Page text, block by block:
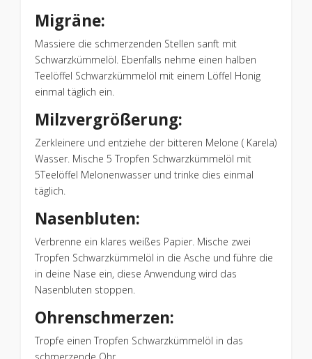
Migräne:
Massiere die schmerzenden Stellen sanft mit
Schwarzkümmelöl. Ebenfalls nehme einen halben
Teelöffel Schwarzkümmelöl mit einem Löffel Honig
einmal täglich ein.
Milzvergrößerung:
Zerkleinere und entziehe der bitteren Melone ( Karela)
Wasser. Mische 5 Tropfen Schwarzkümmelöl mit
5Teelöffel Melonenwasser und trinke dies einmal
täglich.
Nasenbluten:
Verbrenne ein klares weißes Papier. Mische zwei
Tropfen Schwarzkümmelöl in die Asche und führe die
in deine Nase ein, diese Anwendung wird das
Nasenbluten stoppen.
Ohrenschmerzen:
Tropfe einen Tropfen Schwarzkümmelöl in das